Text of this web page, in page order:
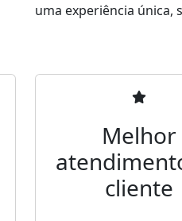
uma experiência única,
Melhor
cliente